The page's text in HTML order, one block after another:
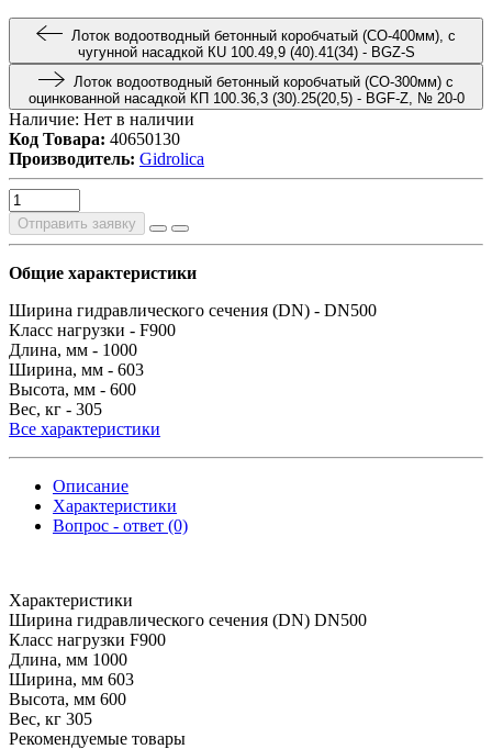
Лоток водоотводный бетонный коробчатый (СО-400мм), с
чугунной насадкой КU 100.49,9 (40).41(34) - BGZ-S
Лоток водоотводный бетонный коробчатый (СО-300мм) с
оцинкованной насадкой КП 100.36,3 (30).25(20,5) - BGF-Z, № 20-0
Наличие: Нет в наличии
Код Товара: 40650130
Производитель: Gidrolica
Отправить заявку
Общие характеристики
Ширина гидравлического сечения (DN) - DN500
Класс нагрузки - F900
Длина, мм - 1000
Ширина, мм - 603
Высота, мм - 600
Вес, кг - 305
Все характеристики
Описание
Характеристики
Вопрос - ответ (0)
Характеристики
Ширина гидравлического сечения (DN) DN500
Класс нагрузки F900
Длина, мм 1000
Ширина, мм 603
Высота, мм 600
Вес, кг 305
Рекомендуемые товары